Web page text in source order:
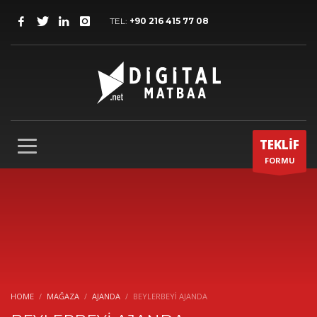
TEL: +90 216 415 77 08
TEKLİF
FORMU
HOME MAĞAZA AJANDA BEYLERBEYİ AJANDA